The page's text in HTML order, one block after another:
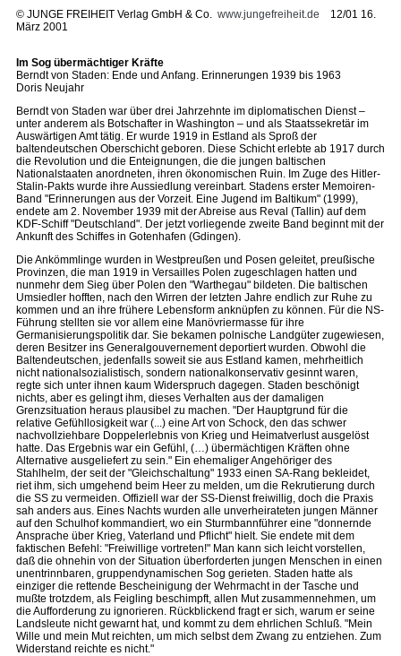
© JUNGE FREIHEIT Verlag GmbH & Co. www.jungefreiheit.de 12/01 16.
März 2001
Im Sog übermächtiger Kräfte
Berndt von Staden: Ende und Anfang. Erinnerungen 1939 bis 1963
Doris Neujahr
Berndt von Staden war über drei Jahrzehnte im diplomatischen Dienst –
unter anderem als Botschafter in Washington – und als Staatssekretär im
Auswärtigen Amt tätig. Er wurde 1919 in Estland als Sproß der
baltendeutschen Oberschicht geboren. Diese Schicht erlebte ab 1917 durch
die Revolution und die Enteignungen, die die jungen baltischen
Nationalstaaten anordneten, ihren ökonomischen Ruin. Im Zuge des Hitler-
Stalin-Pakts wurde ihre Aussiedlung vereinbart. Stadens erster Memoiren-
Band "Erinnerungen aus der Vorzeit. Eine Jugend im Baltikum" (1999),
endete am 2. November 1939 mit der Abreise aus Reval (Tallin) auf dem
KDF-Schiff "Deutschland". Der jetzt vorliegende zweite Band beginnt mit der
Ankunft des Schiffes in Gotenhafen (Gdingen).
Die Ankömmlinge wurden in Westpreußen und Posen geleitet, preußische
Provinzen, die man 1919 in Versailles Polen zugeschlagen hatten und
nunmehr dem Sieg über Polen den "Warthegau" bildeten. Die baltischen
Umsiedler hofften, nach den Wirren der letzten Jahre endlich zur Ruhe zu
kommen und an ihre frühere Lebensform anknüpfen zu können. Für die NS-
Führung stellten sie vor allem eine Manövriermasse für ihre
Germanisierungspolitik dar. Sie bekamen polnische Landgüter zugewiesen,
deren Besitzer ins Generalgouvernement deportiert wurden. Obwohl die
Baltendeutschen, jedenfalls soweit sie aus Estland kamen, mehrheitlich
nicht nationalsozialistisch, sondern nationalkonservativ gesinnt waren,
regte sich unter ihnen kaum Widerspruch dagegen. Staden beschönigt
nichts, aber es gelingt ihm, dieses Verhalten aus der damaligen
Grenzsituation heraus plausibel zu machen. "Der Hauptgrund für die
relative Gefühllosigkeit war (...) eine Art von Schock, den das schwer
nachvollziehbare Doppelerlebnis von Krieg und Heimatverlust ausgelöst
hatte. Das Ergebnis war ein Gefühl, (…) übermächtigen Kräften ohne
Alternative ausgeliefert zu sein." Ein ehemaliger Angehöriger des
Stahlhelm, der seit der "Gleichschaltung" 1933 einen SA-Rang bekleidet,
riet ihm, sich umgehend beim Heer zu melden, um die Rekrutierung durch
die SS zu vermeiden. Offiziell war der SS-Dienst freiwillig, doch die Praxis
sah anders aus. Eines Nachts wurden alle unverheirateten jungen Männer
auf den Schulhof kommandiert, wo ein Sturmbannführer eine "donnernde
Ansprache über Krieg, Vaterland und Pflicht" hielt. Sie endete mit dem
faktischen Befehl: "Freiwillige vortreten!" Man kann sich leicht vorstellen,
daß die ohnehin von der Situation überforderten jungen Menschen in einen
unentrinnbaren, gruppendynamischen Sog gerieten. Staden hatte als
einziger die rettende Bescheinigung der Wehrmacht in der Tasche und
mußte trotzdem, als Feigling beschimpft, allen Mut zusammennehmen, um
die Aufforderung zu ignorieren. Rückblickend fragt er sich, warum er seine
Landsleute nicht gewarnt hat, und kommt zu dem ehrlichen Schluß. "Mein
Wille und mein Mut reichten, um mich selbst dem Zwang zu entziehen. Zum
Widerstand reichte es nicht."